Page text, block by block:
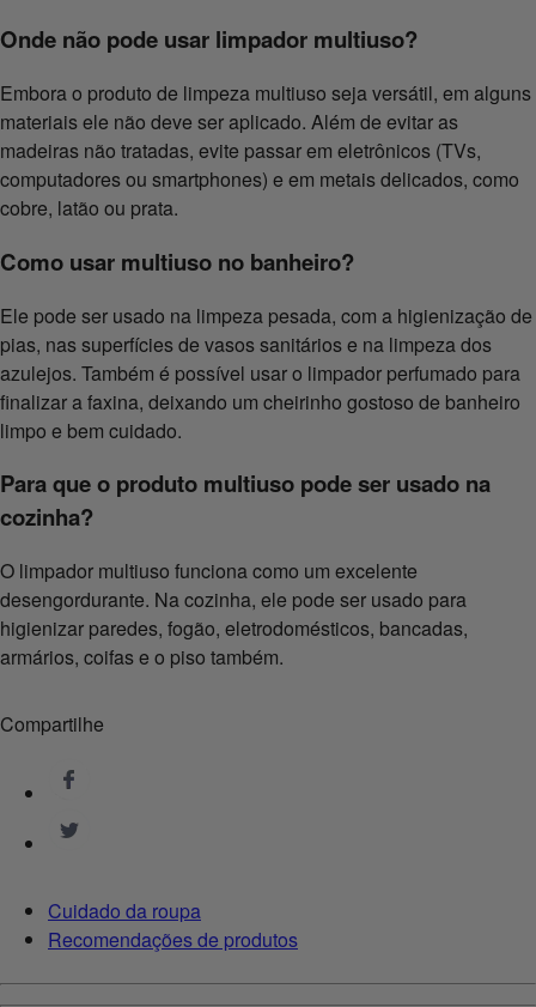
Onde não pode usar limpador multiuso?
Embora o produto de limpeza multiuso seja versátil, em alguns
materiais ele não deve ser aplicado. Além de evitar as
madeiras não tratadas, evite passar em eletrônicos (TVs,
computadores ou smartphones) e em metais delicados, como
cobre, latão ou prata.
Como usar multiuso no banheiro?
Ele pode ser usado na limpeza pesada, com a higienização de
pias, nas superfícies de vasos sanitários e na limpeza dos
azulejos. Também é possível usar o limpador perfumado para
finalizar a faxina, deixando um cheirinho gostoso de banheiro
limpo e bem cuidado.
Para que o produto multiuso pode ser usado na
cozinha?
O limpador multiuso funciona como um excelente
desengordurante. Na cozinha, ele pode ser usado para
higienizar paredes, fogão, eletrodomésticos, bancadas,
armários, coifas e o piso também.
Compartilhe
Cuidado da roupa
Recomendações de produtos